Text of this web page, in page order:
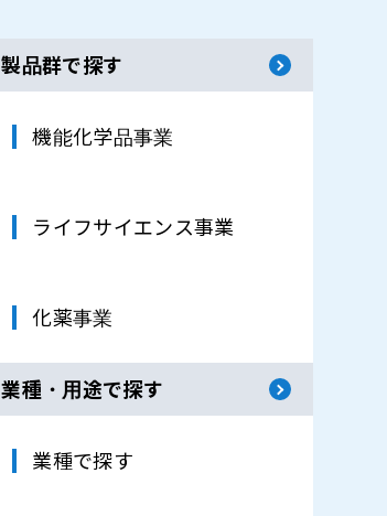
製品群で探す
機能化学品事業
ライフサイエンス事業
化薬事業
業種・用途で探す
業種で探す